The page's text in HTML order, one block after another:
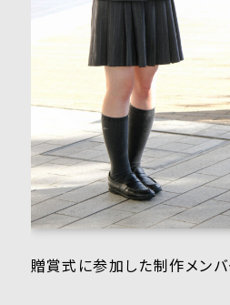
贈賞式に参加した制作メンバ